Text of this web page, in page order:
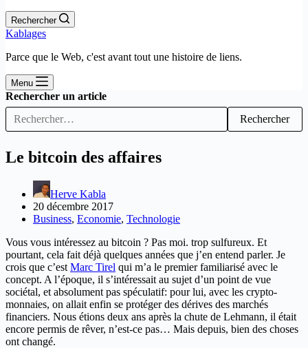
Rechercher
Kablages
Parce que le Web, c'est avant tout une histoire de liens.
Menu
Rechercher un article
Rechercher
Le bitcoin des affaires
Herve Kabla
20 décembre 2017
Business, Economie, Technologie
Vous vous intéressez au bitcoin ? Pas moi. trop sulfureux. Et
pourtant, cela fait déjà quelques années que j’en entend parler. Je
crois que c’est Marc Tirel qui m’a le premier familiarisé avec le
concept. A l’époque, il s’intéressait au sujet d’un point de vue
sociétal, et absolument pas spéculatif: pour lui, avec les crypto-
monnaies, on allait enfin se protéger des dérives des marchés
financiers. Nous étions deux ans après la chute de Lehmann, il était
encore permis de rêver, n’est-ce pas… Mais depuis, bien des choses
ont changé.